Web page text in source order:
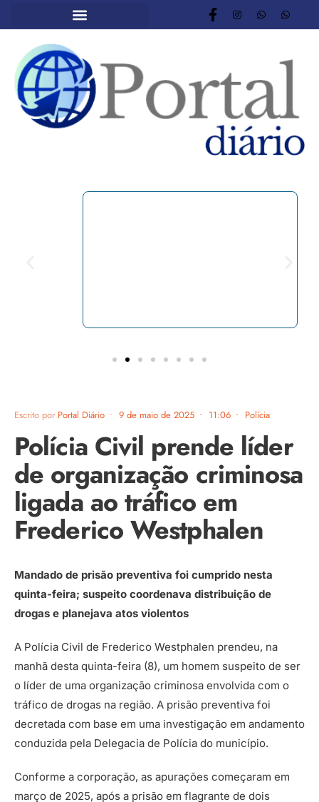
Escrito por Portal Diário • 9 de maio de 2025 • 11:06 • Polícia
Polícia Civil prende líder
de organização criminosa
ligada ao tráfico em
Frederico Westphalen
Mandado de prisão preventiva foi cumprido nesta
quinta-feira; suspeito coordenava distribuição de
drogas e planejava atos violentos
A Polícia Civil de Frederico Westphalen prendeu, na
manhã desta quinta-feira (8), um homem suspeito de ser
o líder de uma organização criminosa envolvida com o
tráfico de drogas na região. A prisão preventiva foi
decretada com base em uma investigação em andamento
conduzida pela Delegacia de Polícia do município.
Conforme a corporação, as apurações começaram em
março de 2025, após a prisão em flagrante de dois